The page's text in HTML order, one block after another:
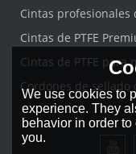
Cintas profesionales
Cintas de PTFE
Cintas de PTFE
Cordones de sellado
We use cookies to
experience. They
behavior in order
you.